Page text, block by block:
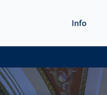
Info